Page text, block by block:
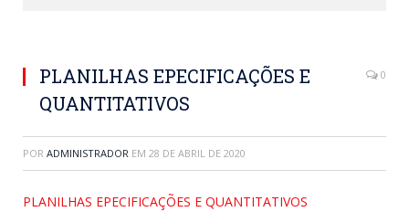
PLANILHAS EPECIFICAÇÕES E
QUANTITATIVOS
0
POR ADMINISTRADOR EM 28 DE ABRIL DE 2020
PLANILHAS EPECIFICAÇÕES E QUANTITATIVOS